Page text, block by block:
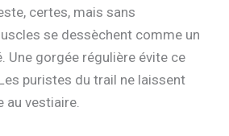
certes, mais sans
se dessèchent comme un
Une gorgée régulière évite ce
puristes du trail ne laissent
au vestiaire.